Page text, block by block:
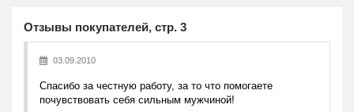
Отзывы покупателей, стр. 3
03.09.2010
Спасибо за честную работу, за то что помогаете
почувствовать себя сильным мужчиной!